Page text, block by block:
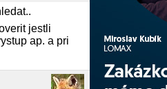
jestli
ap. a pri